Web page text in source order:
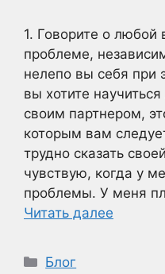
1. Говорите о любой
проблеме,
нелепо вы себя при
вы хотите
своим партнером,
которым вам
трудно сказать
чувствую, когда у
проблемы. У меня
Читать далее
Рубрики
Блог